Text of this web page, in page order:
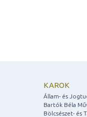
KAROK
Állam- és
Bartók Béla
Bölcsészet- és